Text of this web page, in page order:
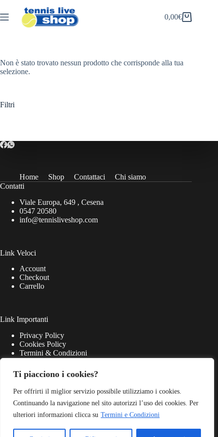
Ti piacciono i cookies?
Per offrirti il miglior servizio possibile utilizziamo i cookies.
Continuando la navigazione nel sito autorizzi l’uso dei cookies. Per
ulteriori informazioni clicca su Termini e Condizioni
al
contenuto
Carrello
0,00€
Non è stato trovato nessun prodotto che corrisponde alla tua
selezione.
Filtri
Home Shop Contattaci
Chi siamo
Contatti
Viale Europa, 649 , Cesena
0547 20580
info@tennisliveshop.com
Link Veloci
Account
Checkout
Carrello
Link Importanti
Privacy Policy
Cookies Policy
Termini & Condizioni